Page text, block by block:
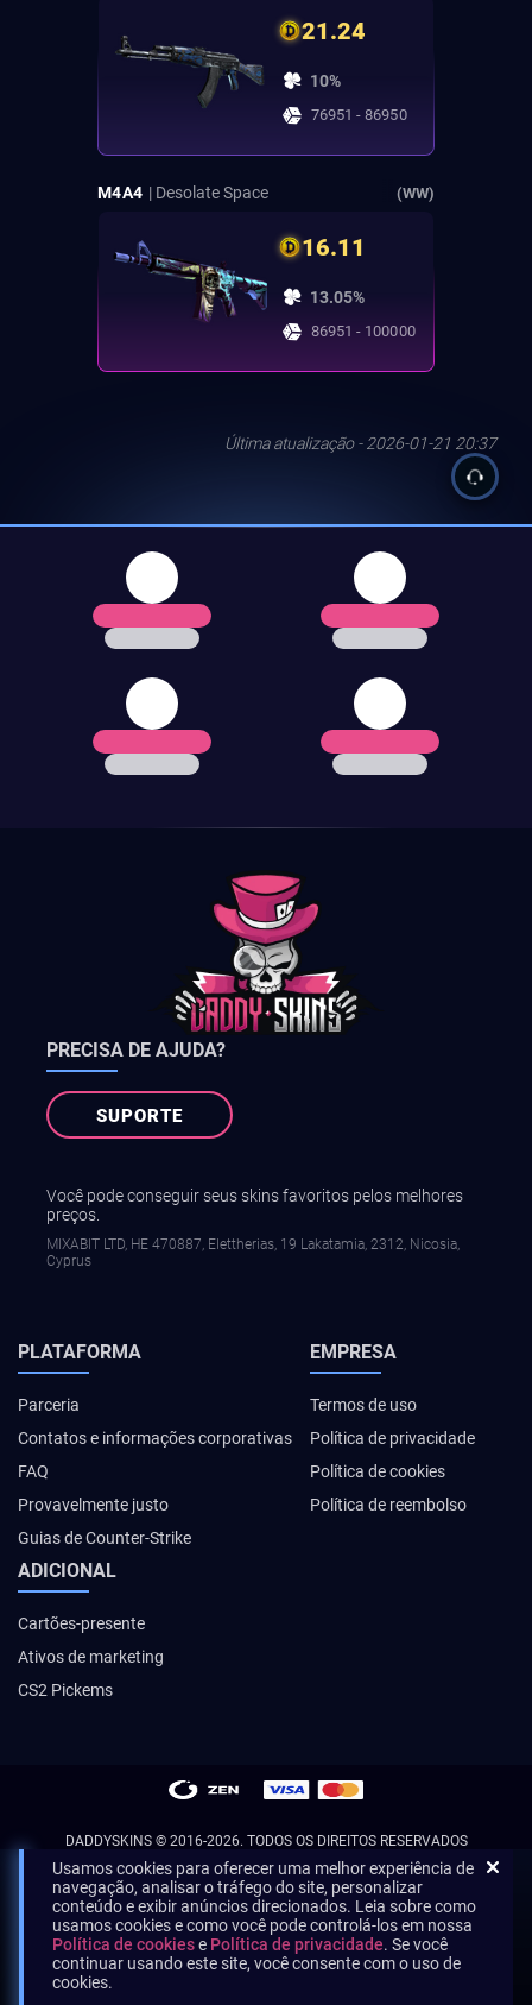
21.24
10%
76951 - 86950
M4A4 | Desolate Space (WW)
16.11
13.05%
86951 - 100000
Última atualização - 2026-01-21 20:37
PRECISA DE AJUDA?
SUPORTE
Você pode conseguir seus skins favoritos pelos melhores
preços.
MIXABIT LTD, ΗΕ 470887, Elettherias, 19 Lakatamia, 2312, Nicosia,
Cyprus
PLATAFORMA
Parceria
Contatos e informações corporativas
FAQ
Provavelmente justo
Guias de Counter-Strike
EMPRESA
Termos de uso
Política de privacidade
Política de cookies
Política de reembolso
ADICIONAL
Cartões-presente
Ativos de marketing
CS2 Pickems
DADDYSKINS© 2016-2026. TODOS OS DIREITOS RESERVADOS
Usamos cookies para oferecer uma melhor experiência de
navegação, analisar o tráfego do site, personalizar
conteúdo e exibir anúncios direcionados. Leia sobre como
usamos cookies e como você pode controlá-los em nossa
Política de cookiese Política de privacidade. Se você
continuar usando este site, você consente com o uso de
cookies.